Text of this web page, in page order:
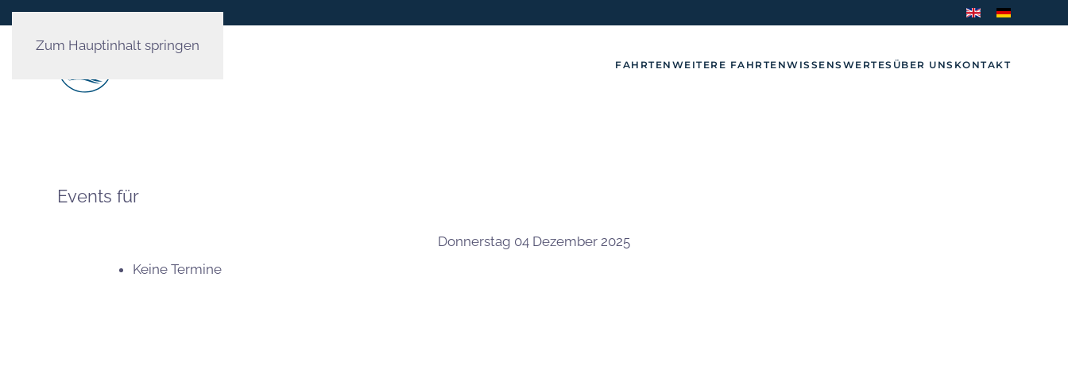
Zum Hauptinhalt springen
FAHRTEN WEITERE FAHRTENWISSENSWERTES ÜBER UNS KONTAKT
Events für
Donnerstag 04 Dezember 2025
Keine Termine